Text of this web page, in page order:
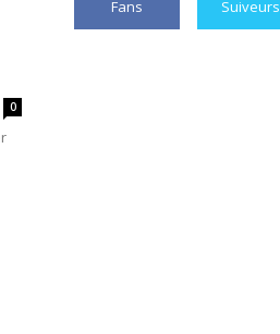
0
Fans Suiveurs